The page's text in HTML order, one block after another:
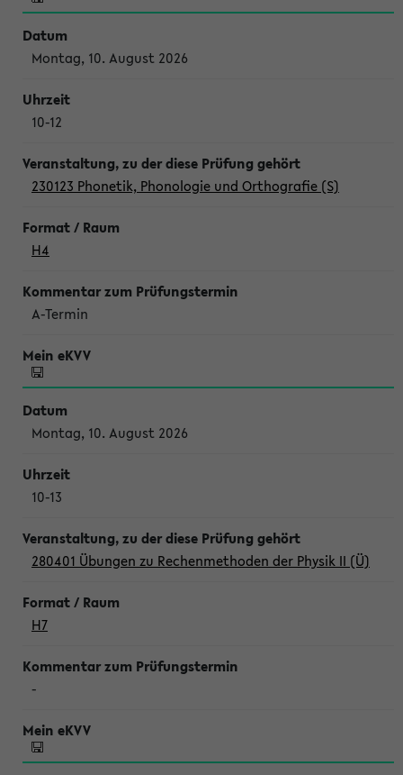
Montag, 10. August 2026
10-12
230123 Phonetik, Phonologie und Orthografie (S)
H4
A-Termin
Montag, 10. August 2026
10-13
280401 Übungen zu Rechenmethoden der Physik II (Ü)
H7
-